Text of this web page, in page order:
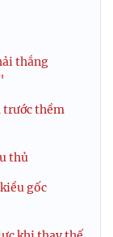
thắng
thềm
thủ
gốc